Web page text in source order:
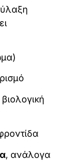
, ανάλογα